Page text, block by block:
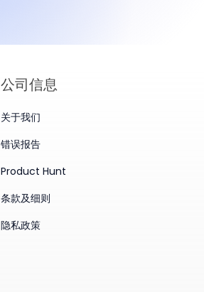
公司信息
关于我们
错误报告
Product Hunt
条款及细则
隐私政策